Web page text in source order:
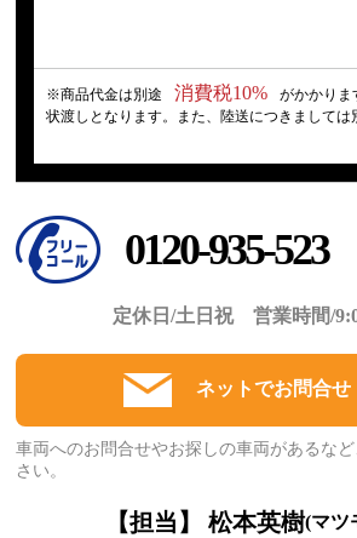
0120-935-523
定休日/土日祝 営業時間/
ネットでお問合せ
車両へのお問合せやお探しの車両があるな
さい。
【担当】 松本英樹(マツ
※商品代金は別途 消費税10%
がかかりま
状渡しとなります。また、陸送につきましては